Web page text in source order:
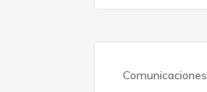
Comunicaciones